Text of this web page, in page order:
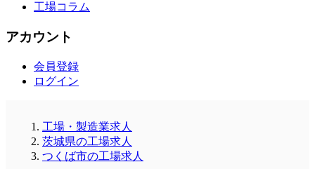
工場コラム
アカウント
会員登録
ログイン
工場・製造業求人
茨城県の工場求人
つくば市の工場求人